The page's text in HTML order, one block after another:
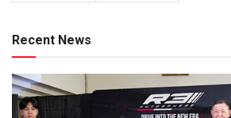
Recent News